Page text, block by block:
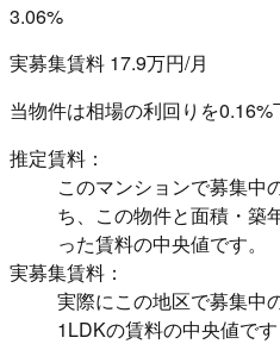
3.06%
実募集賃料 17.9万円/月
当物件は相場の利回りを0.16%
推定賃料：
このマンションで募集中
ち、この物件と面積・築
った賃料の中央値です。
実募集賃料：
実際にこの地区で募集中
1LDKの賃料の中央値で